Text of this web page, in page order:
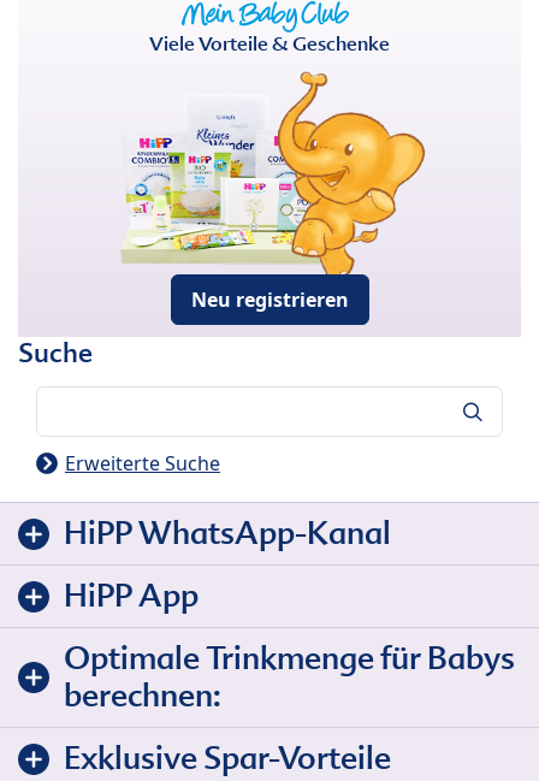
Viele Vorteile & Geschenke
Neu registrieren
Suche
Erweiterte Suche
HiPP WhatsApp-Kanal
HiPP App
Optimale Trinkmenge für Babys
berechnen:
Exklusive Spar-Vorteile